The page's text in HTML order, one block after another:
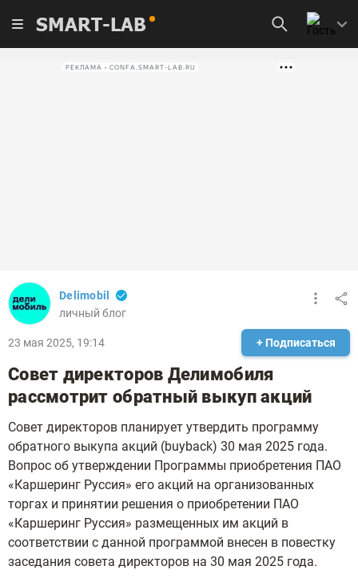
SMART-LAB
РЕКЛАМА • CONFA.SMART-LAB.RU
Delimobil
личный блог
23 мая 2025, 19:14 + Подписаться
Совет директоров Делимобиля
рассмотрит обратный выкуп акций
Совет директоров планирует утвердить программу
обратного выкупа акций (buyback) 30 мая 2025 года.
Вопрос об утверждении Программы приобретения ПАО
«Каршеринг Руссия» его акций на организованных
торгах и принятии решения о приобретении ПАО
«Каршеринг Руссия» размещенных им акций в
соответствии с данной программой внесен в повестку
заседания совета директоров на 30 мая 2025 года.